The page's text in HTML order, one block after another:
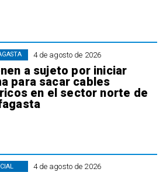
4 de agosto de 2026
a sujeto por iniciar
para sacar cables
en el sector norte de
4 de agosto de 2026